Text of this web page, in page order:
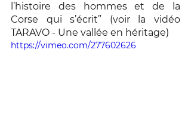
l’histoire des hommes et de la
Corse qui s’écrit” (voir la vidéo
TARAVO - Une vallée en héritage)
https://vimeo.com/277602626